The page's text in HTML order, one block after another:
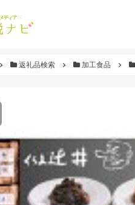
返礼品検索 加工食品